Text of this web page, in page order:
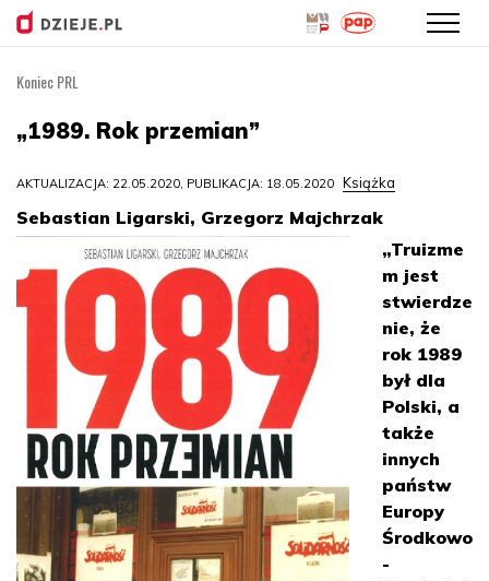
treści
Koniec PRL
„1989. Rok przemian”
AKTUALIZACJA: 22.05.2020, PUBLIKACJA: 18.05.2020 Książka
Sebastian Ligarski, Grzegorz Majchrzak
„Truizme
m jest
stwierdze
nie, że
rok 1989
był dla
Polski, a
także
innych
państw
Europy
Środkowo
-